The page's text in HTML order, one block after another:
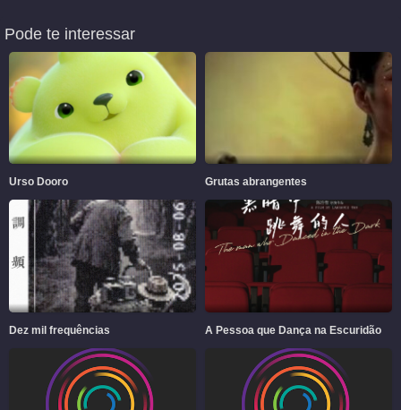
Pode te interessar
Urso Dooro Grutas abrangentes
Dez mil frequências A Pessoa que Dança na Escuridão